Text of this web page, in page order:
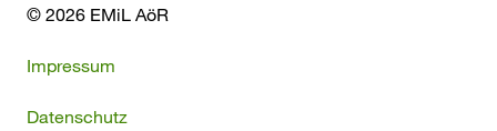
© 2026 EMiL AöR
Impressum
Datenschutz